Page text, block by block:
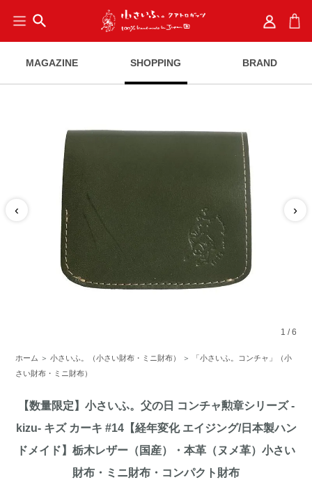
search
MAGAZINE SHOPPING BRAND
‹ ›
1 /6
ホーム ＞小さいふ。（小さい財布・ミニ財布） ＞
「小さいふ。コンチャ」（小
さい財布・ミニ財布）
【数量限定】小さいふ。父の日 コンチャ勲章シリーズ -
kizu- キズ カーキ #14【経年変化 エイジング/日本製ハン
ドメイド】栃木レザー（国産）・本革（ヌメ革）小さい
財布・ミニ財布・コンパクト財布